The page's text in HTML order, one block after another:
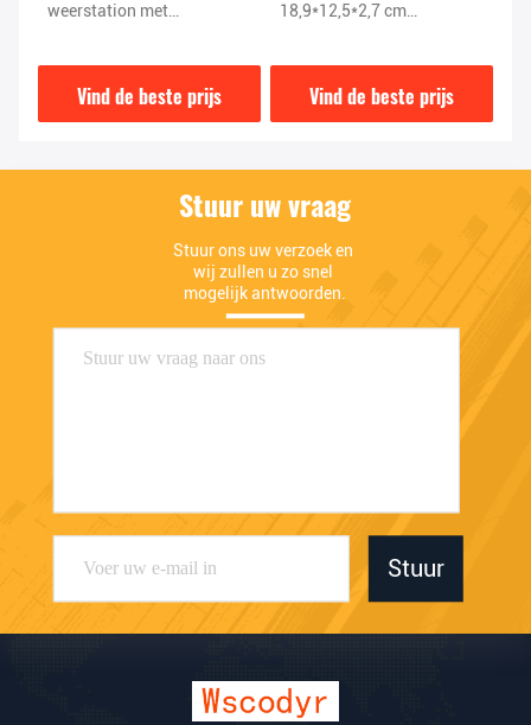
18,9*12,5*2,7 cm
met krachtige functies
Vind de beste prijs
met windrichting en
Vind de beste prijs
Stuur uw vraag
Stuur ons uw verzoek en
wij zullen u zo snel
mogelijk antwoorden.
Stuur